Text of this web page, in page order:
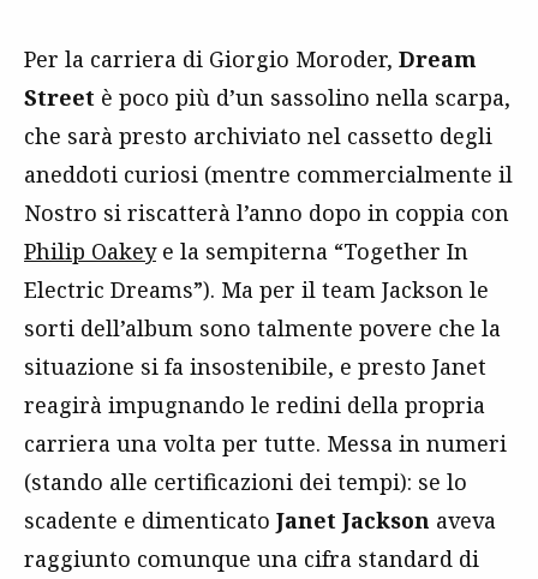
Per la carriera di Giorgio Moroder, Dream
Street è poco più d’un sassolino nella scarpa,
che sarà presto archiviato nel cassetto degli
aneddoti curiosi (mentre commercialmente il
Nostro si riscatterà l’anno dopo in coppia con
Philip Oakeye la sempiterna “Together In
Electric Dreams”). Ma per il team Jackson le
sorti dell’album sono talmente povere che la
situazione si fa insostenibile, e presto Janet
reagirà impugnando le redini della propria
carriera una volta per tutte. Messa in numeri
(stando alle certificazioni dei tempi): se lo
scadente e dimenticato Janet Jackson aveva
raggiunto comunque una cifra standard di